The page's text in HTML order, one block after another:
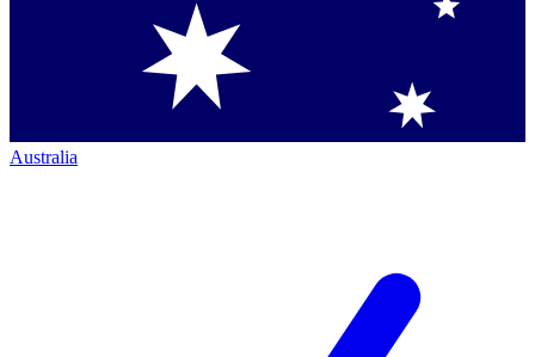
Australia